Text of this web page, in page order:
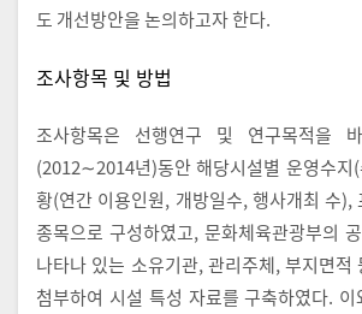
도 개선방안을 논의하고자 한다.
조사항목 및 방법
조사항목은 선행연구 및 연구목적을
(2012∼2014년)동안 해당시설별 운영수지
황(연간 이용인원, 개방일수, 행사개최 수),
종목으로 구성하였고, 문화체육관광부의
나타나 있는 소유기관, 관리주체, 부지면적
첨부하여 시설 특성 자료를 구축하였다.